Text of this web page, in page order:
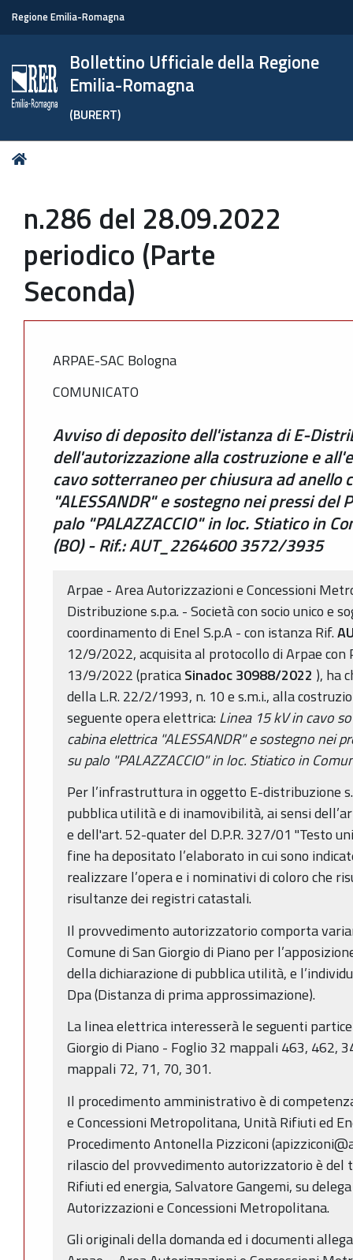
Regione Emilia-Romagna
Bollettino Ufficiale della Regione
Emilia-Romagna
(BURERT)
Tu
n.286 del 28.09.2022
periodico (Parte
Seconda)
ARPAE-SAC Bologna
COMUNICATO
Avviso di deposito dell'istanza di E-
dell'autorizzazione alla costruzione e
cavo sotterraneo per chiusura ad anello
"ALESSANDR" e sostegno nei pressi
palo "PALAZZACCIO" in loc. Stiatico in
(BO) - Rif.: AUT_2264600 3572/3935
Arpae - Area Autorizzazioni e Concessioni
Distribuzione s.p.a. - Società con socio unico e
coordinamento di Enel S.p.A - con istanza Rif.
12/9/2022, acquisita al protocollo di Arpae con
13/9/2022 (praticaSinadoc 30988/2022 ), ha
della L.R. 22/2/1993, n. 10 e s.m.i., alla
seguente opera elettrica:Linea 15 kV in cavo
cabina elettrica "ALESSANDR" e sostegno nei
su palo "PALAZZACCIO" in loc. Stiatico in
Per l’infrastruttura in oggetto E-distribuzione
pubblica utilità e di inamovibilità, ai sensi
e dell'art. 52-quater del D.P.R. 327/01 "Testo
fine ha depositato l’elaborato in cui sono
realizzare l’opera e i nominativi di coloro che
risultanze dei registri catastali.
Il provvedimento autorizzatorio comporta
Comune di San Giorgio di Piano per
della dichiarazione di pubblica utilità, e
Dpa (Distanza di prima approssimazione).
La linea elettrica interesserà le seguenti
Giorgio di Piano - Foglio 32 mappali 463, 462,
mappali 72, 71, 70, 301.
Il procedimento amministrativo è di
e Concessioni Metropolitana, Unità Rifiuti ed
Procedimento Antonella Pizziconi
rilascio del provvedimento autorizzatorio è del
Rifiuti ed energia, Salvatore Gangemi, su
Autorizzazioni e Concessioni Metropolitana.
Gli originali della domanda ed i documenti